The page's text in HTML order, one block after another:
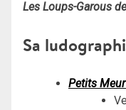
Les Loups-Garous
Sa
Petits